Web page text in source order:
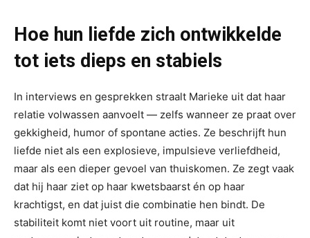
Hoe hun liefde zich ontwikkelde
tot iets dieps en stabiels
In interviews en gesprekken straalt Marieke uit dat haar
relatie volwassen aanvoelt — zelfs wanneer ze praat over
gekkigheid, humor of spontane acties. Ze beschrijft hun
liefde niet als een explosieve, impulsieve verliefdheid,
maar als een dieper gevoel van thuiskomen. Ze zegt vaak
dat hij haar ziet op haar kwetsbaarst én op haar
krachtigst, en dat juist die combinatie hen bindt. De
stabiliteit komt niet voort uit routine, maar uit